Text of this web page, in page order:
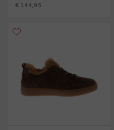
€ 144,95